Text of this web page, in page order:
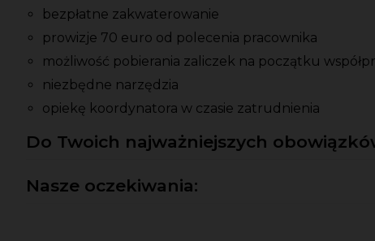
bezpłatne zakwaterowanie
prowizje 70 euro od polecenia pracownika
możliwość pobierania zaliczek na początku
niezbędne narzędzia
opiekę koordynatora w czasie zatrudnienia
Do Twoich najważniejszych
Nasze oczekiwania: